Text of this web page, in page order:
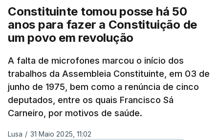
Constituinte tomou posse há 50
anos para fazer a Constituição de
um povo em revolução
A falta de microfones marcou o início dos
trabalhos da Assembleia Constituinte, em 03 de
junho de 1975, bem como a renúncia de cinco
deputados, entre os quais Francisco Sá
Carneiro, por motivos de saúde.
Lusa / 31 Maio 2025, 11:02